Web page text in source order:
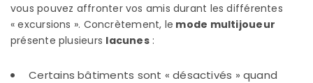
vous pouvez affronter vos amis durant les différentes
« excursions ». Concrètement, le mode multijoueur
présente plusieurs lacunes:
Certains bâtiments sont « désactivés » quand